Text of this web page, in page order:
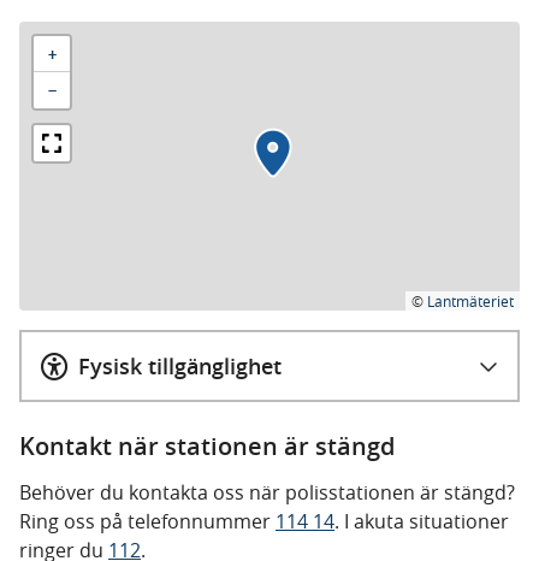
+
−
© Lantmäteriet
Fysisk tillgänglighet
Kontakt när stationen är stängd
Behöver du kontakta oss när polisstationen är stängd?
Ring oss på telefonnummer 114 14. I akuta situationer
ringer du 112.